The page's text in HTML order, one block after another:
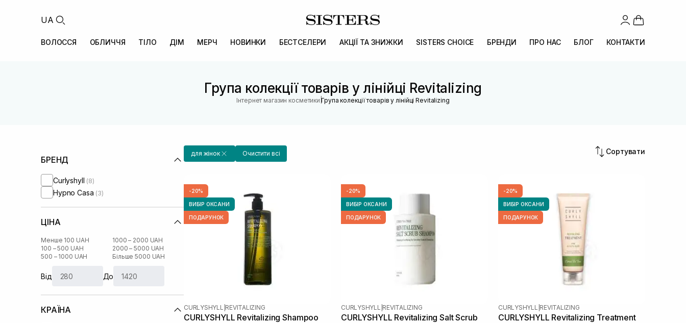
UA
ВОЛОССЯ ОБЛИЧЧЯ ТІЛО ДІМ МЕРЧ НОВИНКИ БЕСТСЕЛЕРИ АКЦІЇ ТА ЗНИЖКИ SISTERS CHOICE БРЕНДИ ПРО НАС БЛОГ КОНТАКТИ
Група колекції товарів у лінійці Revitalizing
Інтернет магазин косметики |Група колекції товарів у лінійці Revitalizing
БРЕНД
Curlyshyll (8)
Hypno Casa (3)
ЦІНА
Менше 100 UAH
100 – 500 UAH
500 – 1000 UAH
1000 – 2000 UAH
2000 – 5000 UAH
Більше 5000 UAH
Від До
КРАЇНА
для жінок Очистити всі Сортувати
-20%
ВИБІР ОКСАНИ
ПОДАРУНОК
CURLYSHYLL REVITALIZING
CURLYSHYLL Revitalizing Shampoo
-20%
ВИБІР ОКСАНИ
ПОДАРУНОК
CURLYSHYLL REVITALIZING
CURLYSHYLL Revitalizing Salt Scrub
-20%
ВИБІР ОКСАНИ
ПОДАРУНОК
CURLYSHYLL REVITALIZING
CURLYSHYLL Revitalizing Treatment